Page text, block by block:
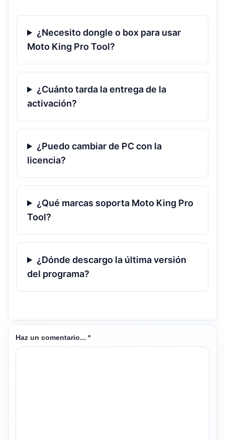
¿Necesito dongle o box para usar
Moto King Pro Tool?
¿Cuánto tarda la entrega de la
activación?
¿Puedo cambiar de PC con la
licencia?
¿Qué marcas soporta Moto King Pro
Tool?
¿Dónde descargo la última versión
del programa?
Haz un comentario... *